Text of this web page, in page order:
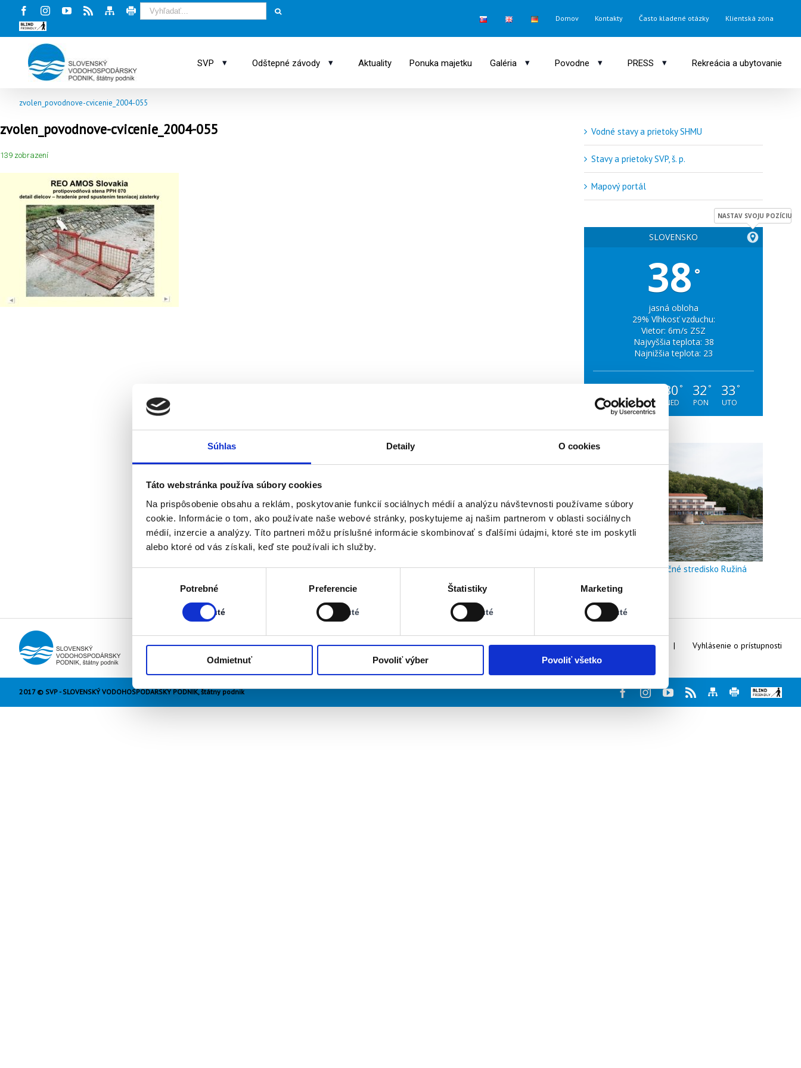
Súhlas Detaily O cookies
Táto webstránka používa súbory cookies
Na prispôsobenie obsahu a reklám, poskytovanie funkcií sociálnych médií a analýzu návštevnosti používame súbory
cookie. Informácie o tom, ako používate naše webové stránky, poskytujeme aj našim partnerom v oblasti sociálnych
médií, inzercie a analýzy. Títo partneri môžu príslušné informácie skombinovať s ďalšími údajmi, ktoré ste im poskytli
alebo ktoré od vás získali, keď ste používali ich služby.
Potrebné
Zapnuté
Stav:
Zapnuté
Preferencie
Vypnuté
Stav:
Vypnuté
Štatistiky
Vypnuté
Stav:
Vypnuté
Marketing
Vypnuté
Stav:
Vypnuté
Odmietnuť Povoliť výber Povoliť všetko
FacebookInstagram
YoutubeRssMapa Tlač
stránky
Blind
friendly
Domov Kontakty Často kladené otázky Klientská zóna
SVP ▾ Odštepné závody ▾ Aktuality Ponuka majetku Galéria ▾ Povodne ▾ PRESS ▾ Rekreácia a ubytovanie
zvolen_povodnove-cvicenie_2004-055
zvolen_povodnove-cvicenie_2004-055
139 zobrazení
Vodné stavy a prietoky SHMU
Stavy a prietoky SVP, š. p.
Mapový portál
SLOVENSKO
NASTAV SVOJU POZÍCIU
38 °
jasná obloha
29% Vlhkosť vzduchu:
Vietor: 6m/s ZSZ
Najvyššia teplota: 38
Najnižšia teplota: 23
°
PIA
°
SOB
30 °
NED
32 °
PON
33 °
UTO
Doškoľovacie a rekreačné stredisko Ružiná
Webmaster Kontakty Vyhlásenie o prístupnosti
2017 © SVP - SLOVENSKÝ VODOHOSPODÁRSKY PODNIK, štátny podnik FacebookInstagram
Youtube
RssMapaTlač
Blind